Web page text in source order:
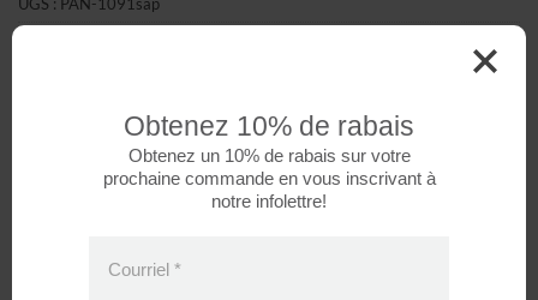
DESCRIPTION
Obtenez 10% de rabais
Obtenez un 10% de rabais sur votre
prochaine commande en vous inscrivant à
notre infolettre!
Courriel *